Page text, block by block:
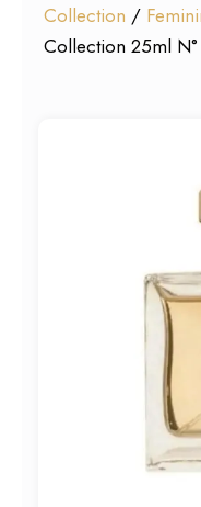
Collection /
Collection 25ml N°